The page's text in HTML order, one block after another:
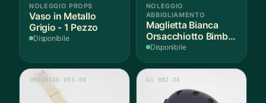
NOLEGGIO PROPS
Vaso in Metallo
Grigio - 1 Pezzo
Disponibile
NOLEGGIO
ABBIGLIAMENTO
Maglietta Bianca
Orsacchiotto Bimbo
6-7 Anni Cotone - 1
Disponibile
OROLOGIO 005-00 Gi 002-26